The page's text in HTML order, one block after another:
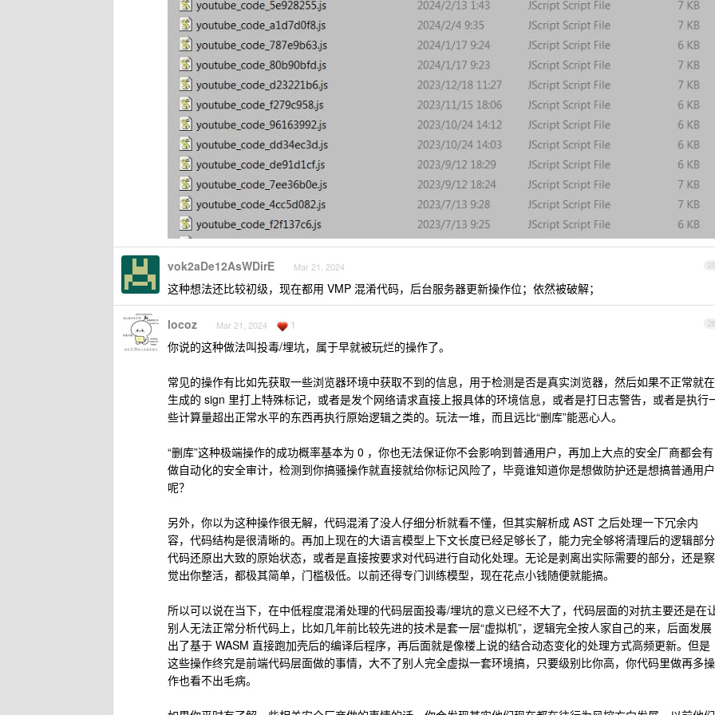
25
vok2aDe12AsWDirE Mar 21, 2024
这种想法还比较初级，现在都用 VMP 混淆代码，后台服务器更新操作位；依然被破解；
26
locoz Mar 21, 2024 1
你说的这种做法叫投毒/埋坑，属于早就被玩烂的操作了。
常见的操作有比如先获取一些浏览器环境中获取不到的信息，用于检测是否是真实浏览器，然后如果不正常就在
生成的 sign 里打上特殊标记，或者是发个网络请求直接上报具体的环境信息，或者是打日志警告，或者是执行
些计算量超出正常水平的东西再执行原始逻辑之类的。玩法一堆，而且远比“删库”能恶心人。
“删库”这种极端操作的成功概率基本为 0 ，你也无法保证你不会影响到普通用户，再加上大点的安全厂商都会有
做自动化的安全审计，检测到你搞骚操作就直接就给你标记风险了，毕竟谁知道你是想做防护还是想搞普通用户
呢？
另外，你以为这种操作很无解，代码混淆了没人仔细分析就看不懂，但其实解析成 AST 之后处理一下冗余内
容，代码结构是很清晰的。再加上现在的大语言模型上下文长度已经足够长了，能力完全够将清理后的逻辑部分
代码还原出大致的原始状态，或者是直接按要求对代码进行自动化处理。无论是剥离出实际需要的部分，还是察
觉出你整活，都极其简单，门槛极低。以前还得专门训练模型，现在花点小钱随便就能搞。
所以可以说在当下，在中低程度混淆处理的代码层面投毒/埋坑的意义已经不大了，代码层面的对抗主要还是在
别人无法正常分析代码上，比如几年前比较先进的技术是套一层“虚拟机”，逻辑完全按人家自己的来，后面发展
出了基于 WASM 直接跑加壳后的编译后程序，再后面就是像楼上说的结合动态变化的处理方式高频更新。但是
这些操作终究是前端代码层面做的事情，大不了别人完全虚拟一套环境搞，只要级别比你高，你代码里做再多操
作也看不出毛病。